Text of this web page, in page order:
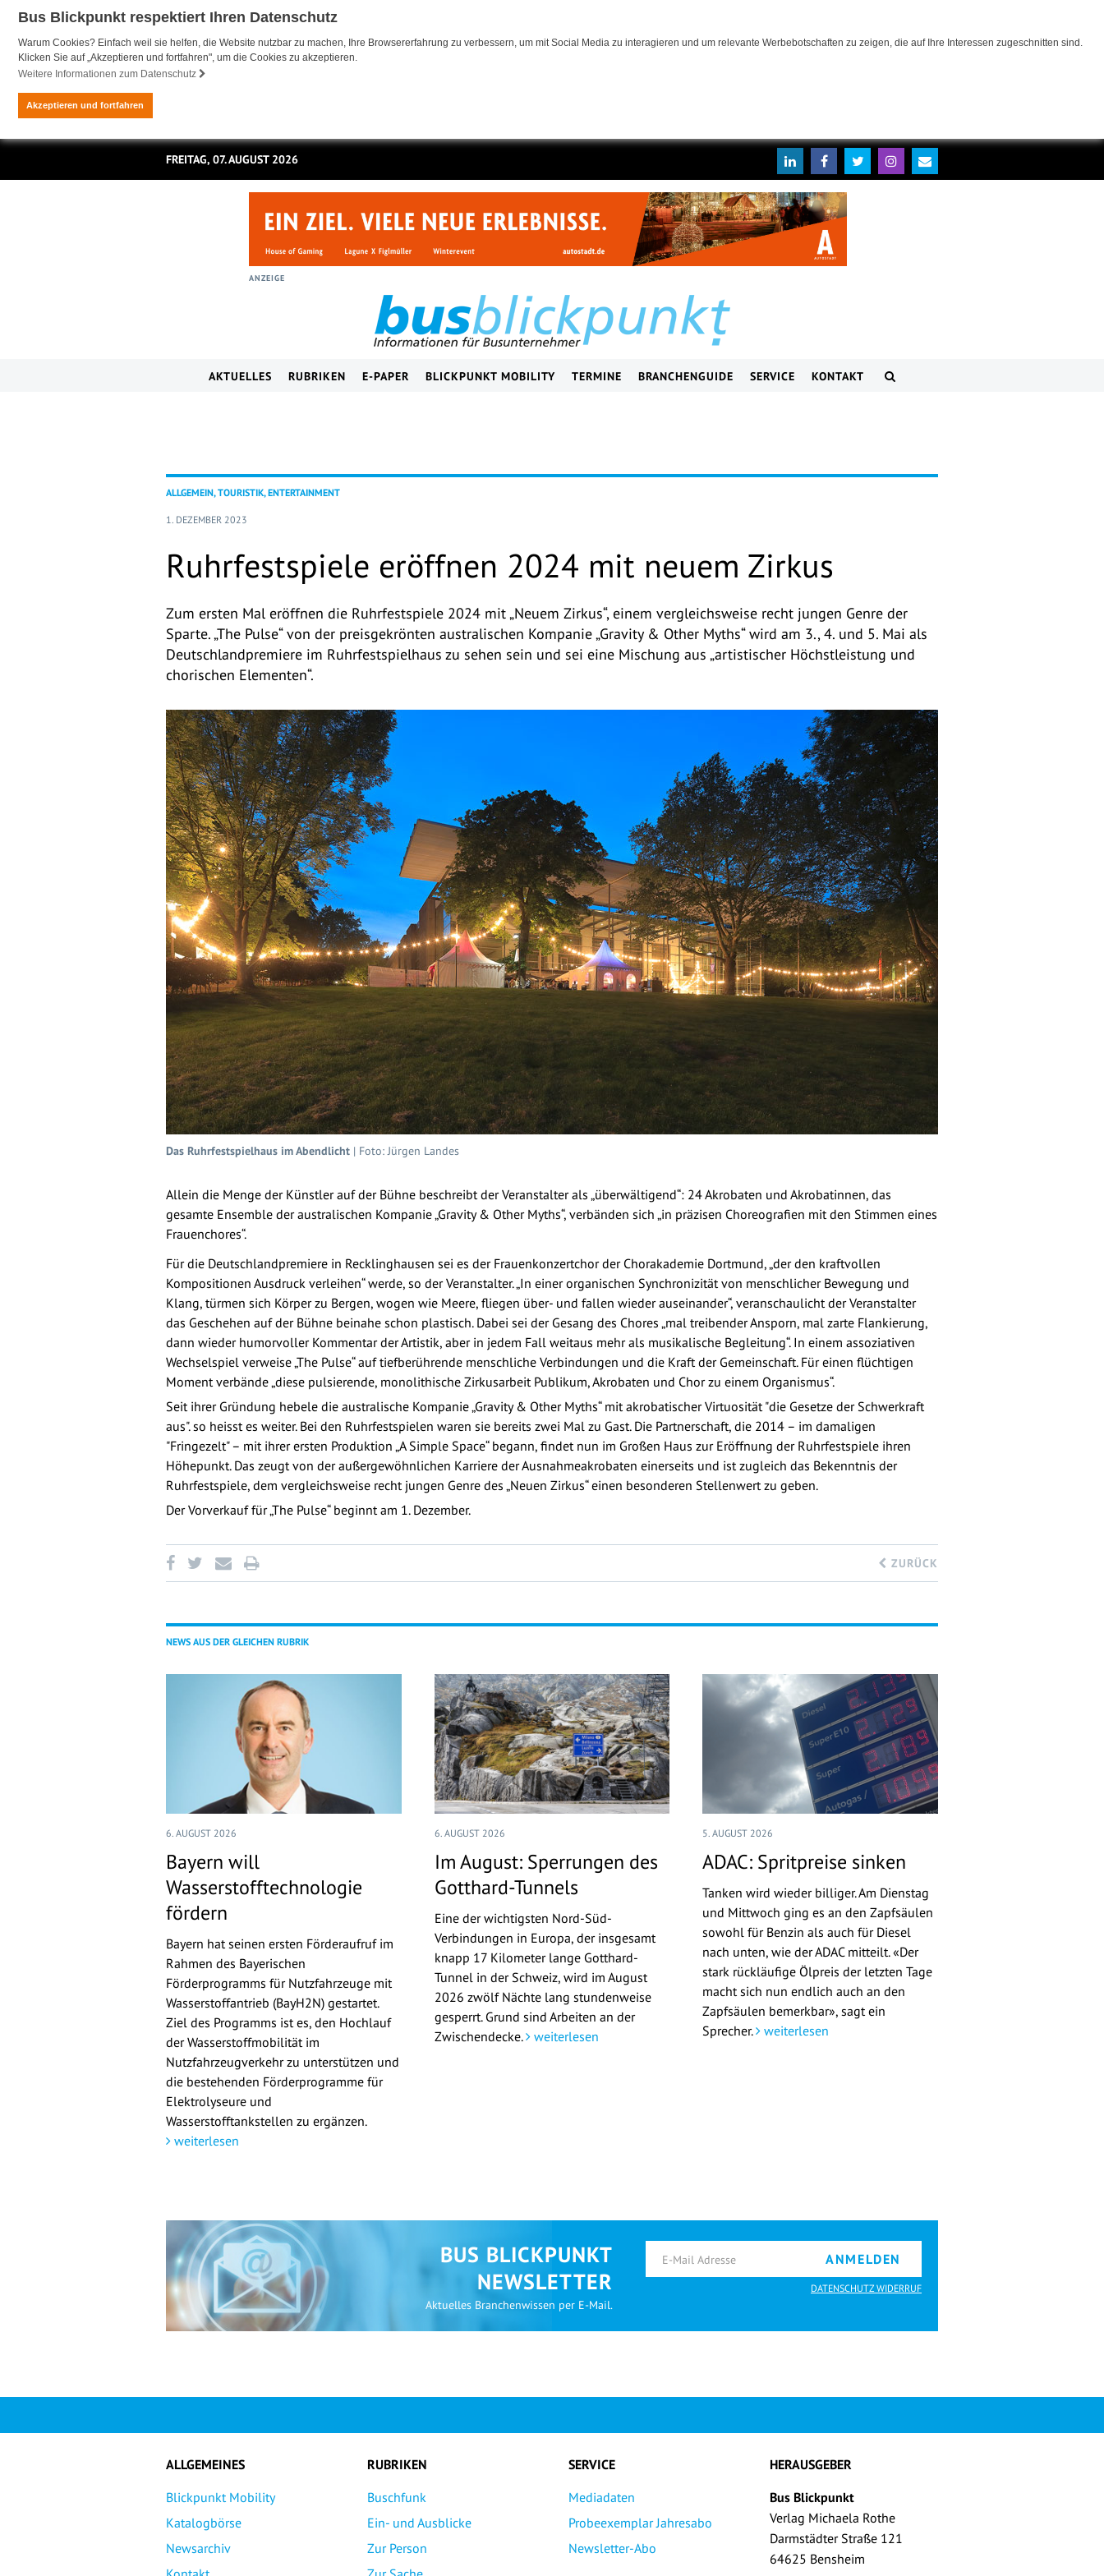
Bus Blickpunkt respektiert Ihren Datenschutz
Warum Cookies? Einfach weil sie helfen, die Website nutzbar zu machen, Ihre Browsererfahrung zu verbessern, um mit Social Media zu interagieren und um relevante Werbebotschaften zu zeigen, die auf Ihre Interessen zugeschnitten sind.
Klicken Sie auf „Akzeptieren und fortfahren", um die Cookies zu akzeptieren.
Weitere Informationen zum Datenschutz
Akzeptieren und fortfahren
FREITAG, 07. AUGUST 2026
ANZEIGE
AKTUELLES RUBRIKEN E-PAPER BLICKPUNKT MOBILITY TERMINE BRANCHENGUIDE SERVICE KONTAKT
ALLGEMEIN, TOURISTIK, ENTERTAINMENT
1. DEZEMBER 2023
Ruhrfestspiele eröffnen 2024 mit neuem Zirkus
Zum ersten Mal eröffnen die Ruhrfestspiele 2024 mit „Neuem Zirkus“, einem vergleichsweise recht jungen Genre der
Sparte. „The Pulse“ von der preisgekrönten australischen Kompanie „Gravity & Other Myths“ wird am 3., 4. und 5. Mai als
Deutschlandpremiere im Ruhrfestspielhaus zu sehen sein und sei eine Mischung aus „artistischer Höchstleistung und
chorischen Elementen“.
Das Ruhrfestspielhaus im Abendlicht | Foto: Jürgen Landes
Allein die Menge der Künstler auf der Bühne beschreibt der Veranstalter als „überwältigend“: 24 Akrobaten und Akrobatinnen, das
gesamte Ensemble der australischen Kompanie „Gravity & Other Myths“, verbänden sich „in präzisen Choreografien mit den Stimmen eines
Frauenchores“.
Für die Deutschlandpremiere in Recklinghausen sei es der Frauenkonzertchor der Chorakademie Dortmund, „der den kraftvollen
Kompositionen Ausdruck verleihen“ werde, so der Veranstalter. „In einer organischen Synchronizität von menschlicher Bewegung und
Klang, türmen sich Körper zu Bergen, wogen wie Meere, fliegen über- und fallen wieder auseinander“, veranschaulicht der Veranstalter
das Geschehen auf der Bühne beinahe schon plastisch. Dabei sei der Gesang des Chores „mal treibender Ansporn, mal zarte Flankierung,
dann wieder humorvoller Kommentar der Artistik, aber in jedem Fall weitaus mehr als musikalische Begleitung“. In einem assoziativen
Wechselspiel verweise „The Pulse“ auf tiefberührende menschliche Verbindungen und die Kraft der Gemeinschaft. Für einen flüchtigen
Moment verbände „diese pulsierende, monolithische Zirkusarbeit Publikum, Akrobaten und Chor zu einem Organismus“.
Seit ihrer Gründung hebele die australische Kompanie „Gravity & Other Myths“ mit akrobatischer Virtuosität "die Gesetze der Schwerkraft
aus". so heisst es weiter. Bei den Ruhrfestspielen waren sie bereits zwei Mal zu Gast. Die Partnerschaft, die 2014 – im damaligen
"Fringezelt" – mit ihrer ersten Produktion „A Simple Space“ begann, findet nun im Großen Haus zur Eröffnung der Ruhrfestspiele ihren
Höhepunkt. Das zeugt von der außergewöhnlichen Karriere der Ausnahmeakrobaten einerseits und ist zugleich das Bekenntnis der
Ruhrfestspiele, dem vergleichsweise recht jungen Genre des „Neuen Zirkus“ einen besonderen Stellenwert zu geben.
Der Vorverkauf für „The Pulse“ beginnt am 1. Dezember.
ZURÜCK
NEWS AUS DER GLEICHEN RUBRIK
6. AUGUST 2026
Bayern will
Wasserstofftechnologie
fördern
Bayern hat seinen ersten Förderaufruf im
Rahmen des Bayerischen
Förderprogramms für Nutzfahrzeuge mit
Wasserstoffantrieb (BayH2N) gestartet.
Ziel des Programms ist es, den Hochlauf
der Wasserstoffmobilität im
Nutzfahrzeugverkehr zu unterstützen und
die bestehenden Förderprogramme für
Elektrolyseure und
Wasserstofftankstellen zu ergänzen.
weiterlesen
6. AUGUST 2026
Im August: Sperrungen des
Gotthard-Tunnels
Eine der wichtigsten Nord-Süd-
Verbindungen in Europa, der insgesamt
knapp 17 Kilometer lange Gotthard-
Tunnel in der Schweiz, wird im August
2026 zwölf Nächte lang stundenweise
gesperrt. Grund sind Arbeiten an der
Zwischendecke. weiterlesen
5. AUGUST 2026
ADAC: Spritpreise sinken
Tanken wird wieder billiger. Am Dienstag
und Mittwoch ging es an den Zapfsäulen
sowohl für Benzin als auch für Diesel
nach unten, wie der ADAC mitteilt. «Der
stark rückläufige Ölpreis der letzten Tage
macht sich nun endlich auch an den
Zapfsäulen bemerkbar», sagt ein
Sprecher. weiterlesen
BUS BLICKPUNKT
NEWSLETTER
Aktuelles Branchenwissen per E-Mail.
ANMELDEN
DATENSCHUTZ WIDERRUF
ALLGEMEINES
Blickpunkt Mobility
Katalogbörse
Newsarchiv
RUBRIKEN
Buschfunk
Ein- und Ausblicke
Zur Person
SERVICE
Mediadaten
Probeexemplar Jahresabo
Newsletter-Abo
HERAUSGEBER
Bus Blickpunkt
Verlag Michaela Rothe
Darmstädter Straße 121
64625 Bensheim